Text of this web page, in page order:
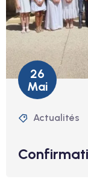
26
Mai
Actualités